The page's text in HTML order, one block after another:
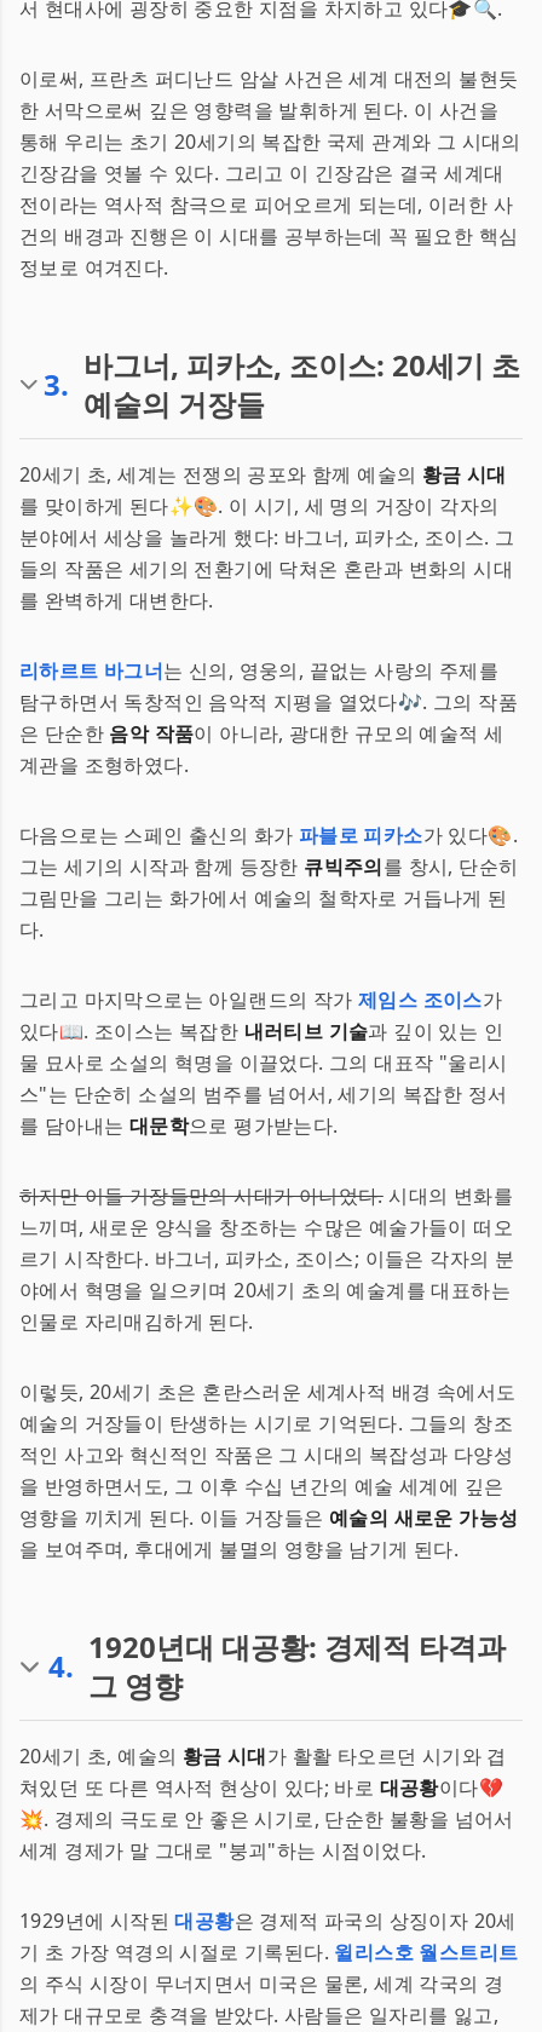
서 현대사에 굉장히 중요한 지점을 차지하고 있다🎓🔍.
이로써, 프란츠 퍼디난드 암살 사건은 세계 대전의 불현듯
한 서막으로써 깊은 영향력을 발휘하게 된다. 이 사건을
통해 우리는 초기 20세기의 복잡한 국제 관계와 그 시대의
긴장감을 엿볼 수 있다. 그리고 이 긴장감은 결국 세계대
전이라는 역사적 참극으로 피어오르게 되는데, 이러한 사
건의 배경과 진행은 이 시대를 공부하는데 꼭 필요한 핵심
정보로 여겨진다.
3. 바그너, 피카소, 조이스: 20세기 초
예술의 거장들
20세기 초, 세계는 전쟁의 공포와 함께 예술의 황금 시대
를 맞이하게 된다✨🎨. 이 시기, 세 명의 거장이 각자의
분야에서 세상을 놀라게 했다: 바그너, 피카소, 조이스. 그
들의 작품은 세기의 전환기에 닥쳐온 혼란과 변화의 시대
를 완벽하게 대변한다.
리하르트 바그너는 신의, 영웅의, 끝없는 사랑의 주제를
탐구하면서 독창적인 음악적 지평을 열었다🎶. 그의 작품
은 단순한 음악 작품이 아니라, 광대한 규모의 예술적 세
계관을 조형하였다.
다음으로는 스페인 출신의 화가 파블로 피카소가 있다🎨.
그는 세기의 시작과 함께 등장한 큐빅주의를 창시, 단순히
그림만을 그리는 화가에서 예술의 철학자로 거듭나게 된
다.
그리고 마지막으로는 아일랜드의 작가 제임스 조이스가
있다📖. 조이스는 복잡한 내러티브 기술과 깊이 있는 인
물 묘사로 소설의 혁명을 이끌었다. 그의 대표작 "울리시
스"는 단순히 소설의 범주를 넘어서, 세기의 복잡한 정서
를 담아내는 대문학으로 평가받는다.
하지만 이들 거장들만의 시대가 아니었다.시대의 변화를
느끼며, 새로운 양식을 창조하는 수많은 예술가들이 떠오
르기 시작한다. 바그너, 피카소, 조이스; 이들은 각자의 분
야에서 혁명을 일으키며 20세기 초의 예술계를 대표하는
인물로 자리매김하게 된다.
이렇듯, 20세기 초은 혼란스러운 세계사적 배경 속에서도
예술의 거장들이 탄생하는 시기로 기억된다. 그들의 창조
적인 사고와 혁신적인 작품은 그 시대의 복잡성과 다양성
을 반영하면서도, 그 이후 수십 년간의 예술 세계에 깊은
영향을 끼치게 된다. 이들 거장들은 예술의 새로운 가능성
을 보여주며, 후대에게 불멸의 영향을 남기게 된다.
4. 1920년대 대공황: 경제적 타격과
그 영향
20세기 초, 예술의 황금 시대가 활활 타오르던 시기와 겹
쳐있던 또 다른 역사적 현상이 있다; 바로 대공황이다💔
💥. 경제의 극도로 안 좋은 시기로, 단순한 불황을 넘어서
세계 경제가 말 그대로 "붕괴"하는 시점이었다.
1929년에 시작된대공황은 경제적 파국의 상징이자 20세
기 초 가장 역경의 시절로 기록된다. 윌리스호 월스트리트
의 주식 시장이 무너지면서 미국은 물론, 세계 각국의 경
제가 대규모로 충격을 받았다. 사람들은 일자리를 잃고,